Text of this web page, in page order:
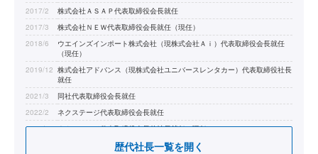
2017/2
株式会社ＡＳＡＰ代表取締役会長就任
2017/3
株式会社ＮＥＷ代表取締役会長就任（現任）
2018/6
ウエインズインポート株式会社（現株式会社Ａｉ）代表取締役会長就任
（現任）
2019/12 株式会社アドバンス（現株式会社ユニバースレンタカー）代表取締役社長
就任
2021/3
同社代表取締役会長就任
2022/2
ネクステージ代表取締役会長就任
2023/9
ネクステージ代表取締役会長兼社長就任（現任）
株式会社ОＮＥモトーレン代表取締役会長就任（現任）
歴代社長一覧を開く